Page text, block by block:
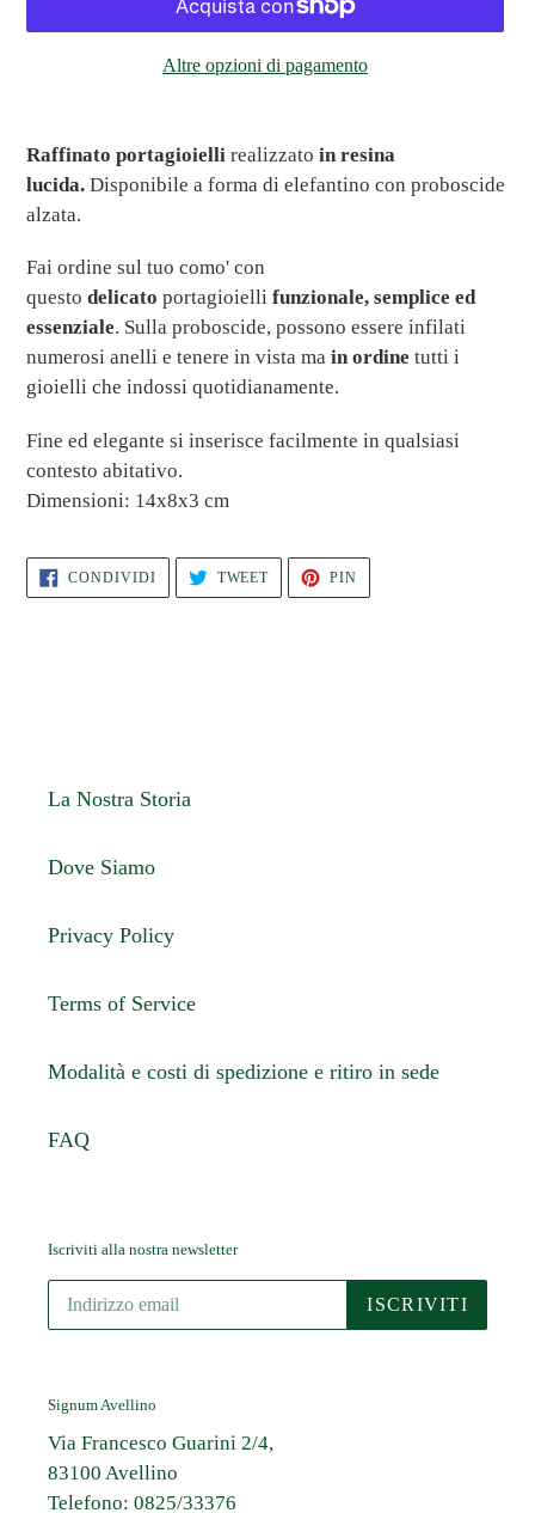
Altre opzioni di pagamento
del
prodotto
nel
Raffinato portagioielli realizzato in resina
lucida. Disponibile a forma di elefantino con proboscide
alzata.
Fai ordine sul tuo como' con
questo delicato portagioielli funzionale, semplice ed
essenziale. Sulla proboscide, possono essere infilati
numerosi anelli e tenere in vista ma in ordine tutti i
gioielli che indossi quotidianamente.
Fine ed elegante si inserisce facilmente in qualsiasi
contesto abitativo.
Dimensioni: 14x8x3 cm
CONDIVIDICONDIVIDI
SU
FACEBOOK
TWEETTWITTA
TWITTER
PIN
PINTEREST
La Nostra Storia
Dove Siamo
Privacy Policy
Terms of Service
Modalità e costi di spedizione e ritiro in sede
FAQ
Iscriviti alla nostra newsletter
ISCRIVITI
Signum Avellino
Via Francesco Guarini 2/4,
83100 Avellino
Telefono: 0825/33376